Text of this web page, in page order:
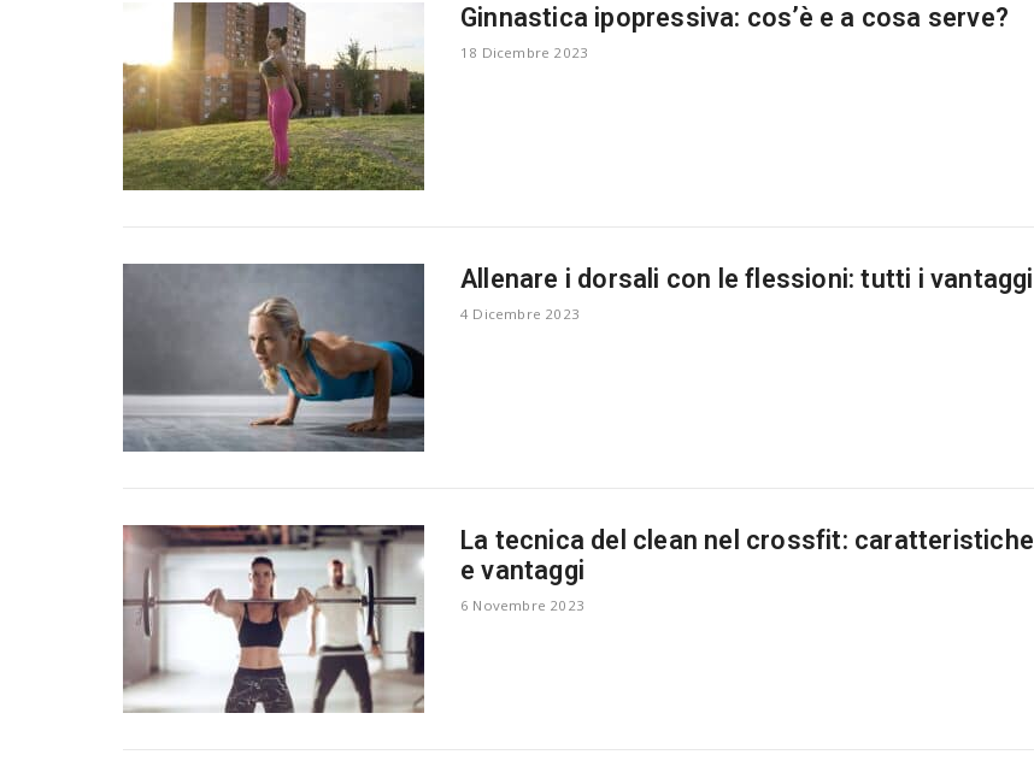
Ginnastica ipopressiva: cos’è e a cosa serve?
18 Dicembre 2023
Allenare i dorsali con le flessioni: tutti i vantaggi
4 Dicembre 2023
La tecnica del clean nel crossfit: caratteristiche
e vantaggi
6 Novembre 2023